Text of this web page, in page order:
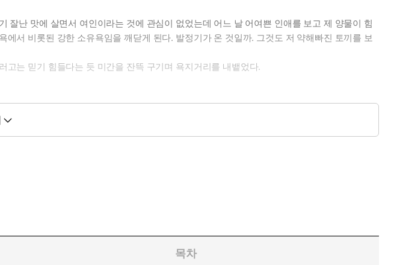
난 맛에 살면서 여인이라는 것에 관심이 없었는데 어느 날 어여쁜 인애를 보고 제 양물이 힘
서 비롯된 강한 소유욕임을 깨닫게 된다. 발정기가 온 것일까. 그것도 저 약해빠진 토끼를 보
는 믿기 힘들다는 듯 미간을 잔뜩 구기며 욕지거리를 내뱉었다.
많다. 천문산에 무서운 호랑이가 산다는 말을 듣고 자랐다. 그러던 어느 날 언니들과 떨어져
수하고 사내답다. 그 호랑이 사내가 열렬히 구애를 해오니 어찌할 바를 모르겠다.
얻는 달달한 러브스토리를 읽고 싶을 때
목차